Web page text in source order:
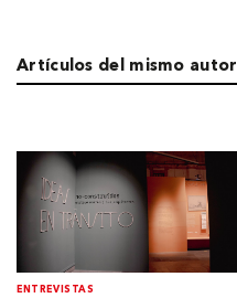
Artículos del mismo autor
ENTREVISTAS